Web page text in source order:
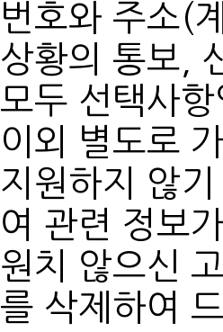
모두 선택사
를 삭제하여